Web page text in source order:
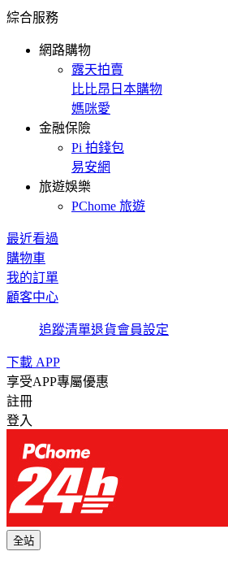
綜合服務
網路購物
露天拍賣
比比昂日本購物
媽咪愛
金融保險
Pi 拍錢包
易安網
旅遊娛樂
PChome 旅遊
最近看過
購物車
我的訂單
顧客中心
追蹤清單退貨會員設定
下載 APP
享受APP專屬優惠
註冊
登入
全站